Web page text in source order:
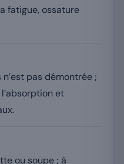
fatigue, ossature
pas démontrée ;
et
ou soupe ; à